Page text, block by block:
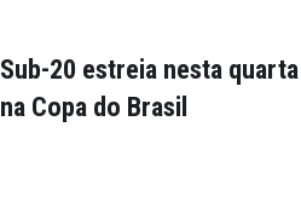
Sub-20 estreia nesta quarta
na Copa do Brasil